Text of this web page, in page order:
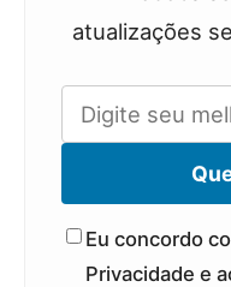
atualizações
Eu concordo
Privacidade e